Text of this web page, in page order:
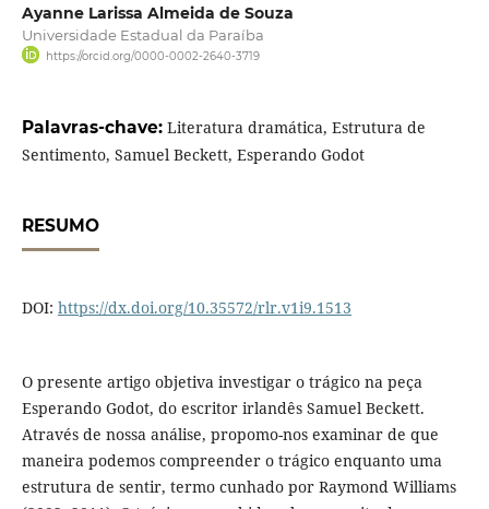
Ayanne Larissa Almeida de Souza
Universidade Estadual da Paraíba
https://orcid.org/0000-0002-2640-3719
Palavras-chave: Literatura dramática, Estrutura de
Sentimento, Samuel Beckett, Esperando Godot
RESUMO
DOI: https://dx.doi.org/10.35572/rlr.v1i9.1513
O presente artigo objetiva investigar o trágico na peça
Esperando Godot, do escritor irlandês Samuel Beckett.
Através de nossa análise, propomo-nos examinar de que
maneira podemos compreender o trágico enquanto uma
estrutura de sentir, termo cunhado por Raymond Williams